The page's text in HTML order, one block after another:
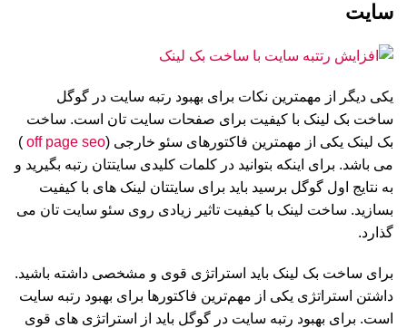
سایت
یکی دیگر از مهمترین نکات برای بهبود رتبه سایت در گوگل
ساخت بک لینک با کیفیت برای صفحات سایت تان است. ساخت
بک لینک یکی از مهمترین فاکتورهای سئو خارجی (off page seo
)
می باشد. برای اینکه بتوانید در کلمات کلیدی سایتتان رتبه بگیرید و
به نتایج اول گوگل برسید باید برای سایتتان لینک های با کیفیت
بسازید. ساخت لینک با کیفیت تاثیر زیادی روی سئو سایت تان می
گذارد.
برای ساخت بک لینک باید استراتژی قوی و مشخصی داشته باشید.
داشتن استراتژی یکی از مهم‌ترین فاکتورها برای بهبود رتبه سایت
است. برای بهبود رتبه سایت در گوگل باید از استراتژی های قوی